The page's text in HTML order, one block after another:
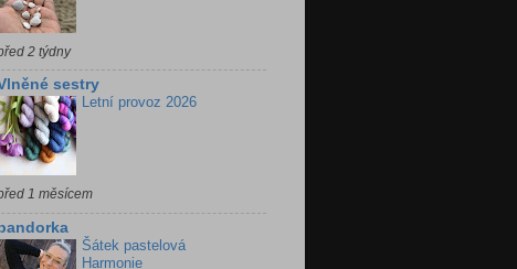
2 týdny
sestry
Letní provoz 2026
1 měsícem
bandorka
Šátek pastelová
Harmonie